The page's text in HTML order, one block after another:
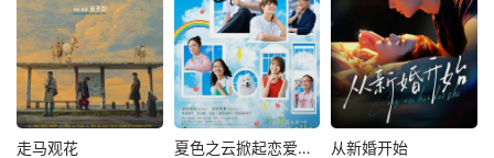
走马观花 夏色之云掀起恋爱与风暴 从新婚开始